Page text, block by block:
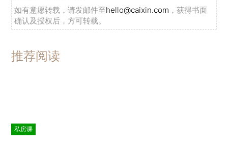
如有意愿转载，请发邮件至hello@caixin.com ，获得书面
确认及授权后，方可转载。
推荐阅读
私房课